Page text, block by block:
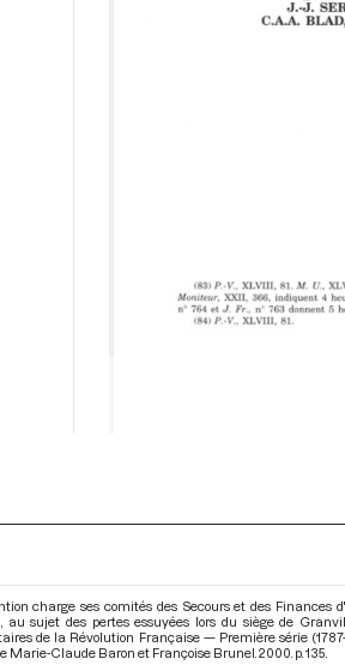
charge ses comités des Secours et des
au sujet des pertes essuyées lors du siège de
de la Révolution Française — Première série
Marie-Claude Baron et Françoise Brunel. 2000. p. 135.